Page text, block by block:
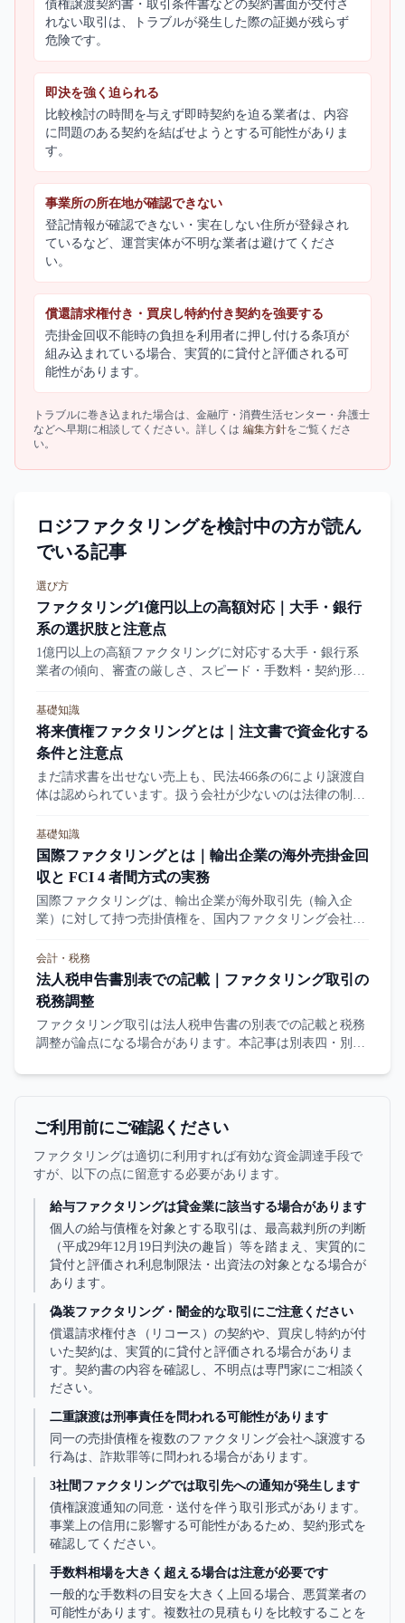
債権譲渡契約書・取引条件書などの契約書面が交付さ
れない取引は、トラブルが発生した際の証拠が残らず
危険です。
即決を強く迫られる
比較検討の時間を与えず即時契約を迫る業者は、内容
に問題のある契約を結ばせようとする可能性がありま
す。
事業所の所在地が確認できない
登記情報が確認できない・実在しない住所が登録され
ているなど、運営実体が不明な業者は避けてくださ
い。
償還請求権付き・買戻し特約付き契約を強要する
売掛金回収不能時の負担を利用者に押し付ける条項が
組み込まれている場合、実質的に貸付と評価される可
能性があります。
トラブルに巻き込まれた場合は、金融庁・消費生活センター・弁護士
などへ早期に相談してください。詳しくは 編集方針をご覧くださ
い。
ロジファクタリングを検討中の方が読ん
でいる記事
選び方
ファクタリング1億円以上の高額対応｜大手・銀行
系の選択肢と注意点
1億円以上の高額ファクタリングに対応する大手・銀行系
業者の傾向、審査の厳しさ、スピード・手数料・契約形態
基礎知識
将来債権ファクタリングとは｜注文書で資金化する
条件と注意点
まだ請求書を出せない売上も、民法466条の6により譲渡自
体は認められています。扱う会社が少ないのは法律の制限
ータから「制約は業種ではなく債権の確定度にある」こと
を示し、申し込む前に確かめる4点をまとめました。
基礎知識
国際ファクタリングとは｜輸出企業の海外売掛金回
収と FCI 4 者間方式の実務
国際ファクタリングは、輸出企業が海外取引先（輸入企
業）に対して持つ売掛債権を、国内ファクタリング会社と
収する仕組みです。信用状（L/C）との違い、通貨リスク
の扱い、輸出企業の選定ポイントを実務目線で整理しま
す。
会計・税務
法人税申告書別表での記載｜ファクタリング取引の
税務調整
ファクタリング取引は法人税申告書の別表での記載と税務
調整が論点になる場合があります。本記事は別表四・別表
理します。
ご利用前にご確認ください
ファクタリングは適切に利用すれば有効な資金調達手段で
すが、以下の点に留意する必要があります。
給与ファクタリングは貸金業に該当する場合があります
個人の給与債権を対象とする取引は、最高裁判所の判断
（平成29年12月19日判決の趣旨）等を踏まえ、実質的に
貸付と評価され利息制限法・出資法の対象となる場合が
あります。
偽装ファクタリング・闇金的な取引にご注意ください
償還請求権付き（リコース）の契約や、買戻し特約が付
いた契約は、実質的に貸付と評価される場合がありま
す。契約書の内容を確認し、不明点は専門家にご相談く
ださい。
二重譲渡は刑事責任を問われる可能性があります
同一の売掛債権を複数のファクタリング会社へ譲渡する
行為は、詐欺罪等に問われる場合があります。
3社間ファクタリングでは取引先への通知が発生します
債権譲渡通知の同意・送付を伴う取引形式があります。
事業上の信用に影響する可能性があるため、契約形式を
確認してください。
手数料相場を大きく超える場合は注意が必要です
一般的な手数料の目安を大きく上回る場合、悪質業者の
可能性があります。複数社の見積もりを比較することを